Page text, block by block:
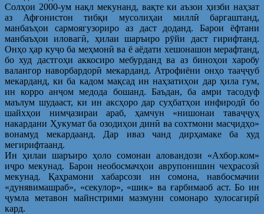
Солҳои 2000-ум нақл мекунанд, вақте ки аъзои ҳизби наҳзат
аз Афғонистон тибқи мусолиҳаи миллӣ баргаштанд,
манбаъҳои сармоягузориро аз даст доданд. Барои ёфтани
манбаъҳои иловагӣ, ҳилаи шаръиро рӯйи даст гирифтанд.
Онҳо ҳар куҷо ба меҳмонӣ ва ё аёдати хешонашон мерафтанд,
бо худ дастгоҳи аккосиро мебурданд ва аз биноҳои харобу
валангор наворбардорӣ мекарданд. Атрофиёни онҳо тааҷҷуб
мекарданд, ки ба кадом мақсад ин наҳзатиҳои дар ҳила гум,
ин корро анҷом медода бошанд. Баъдан, ба амри тасодуф
маълум шудааст, ки ин аксҳоро дар суҳбатҳои инфиродӣ бо
шайхҳои нимҷазираи араб, ҳамчун «нишонаи таваҷҷуҳ
накардани Ҳукумат ба озодиҳои динӣ ва сохтмони масҷидҳо»
вонамуд мекардаанд. Дар иваз чанд дирҳамаке ба худ
мегирифтаанд.
Ин ҳилаи шаръиро ҳоло сомонаи аловандози «Ахбор.ком»
иҷро мекунад. Барои необосмачҳои аврупонишин чеҳрасозӣ
мекунад. Қаҳрамони хабарсози ин сомона, навбосмачии
«дунявимашраб», «секулор», «шик» ва ғарбимаоб аст. Бо ин
ҷумла метавон майнстрими мазмуни сомонаро хулосагирӣ
кард.